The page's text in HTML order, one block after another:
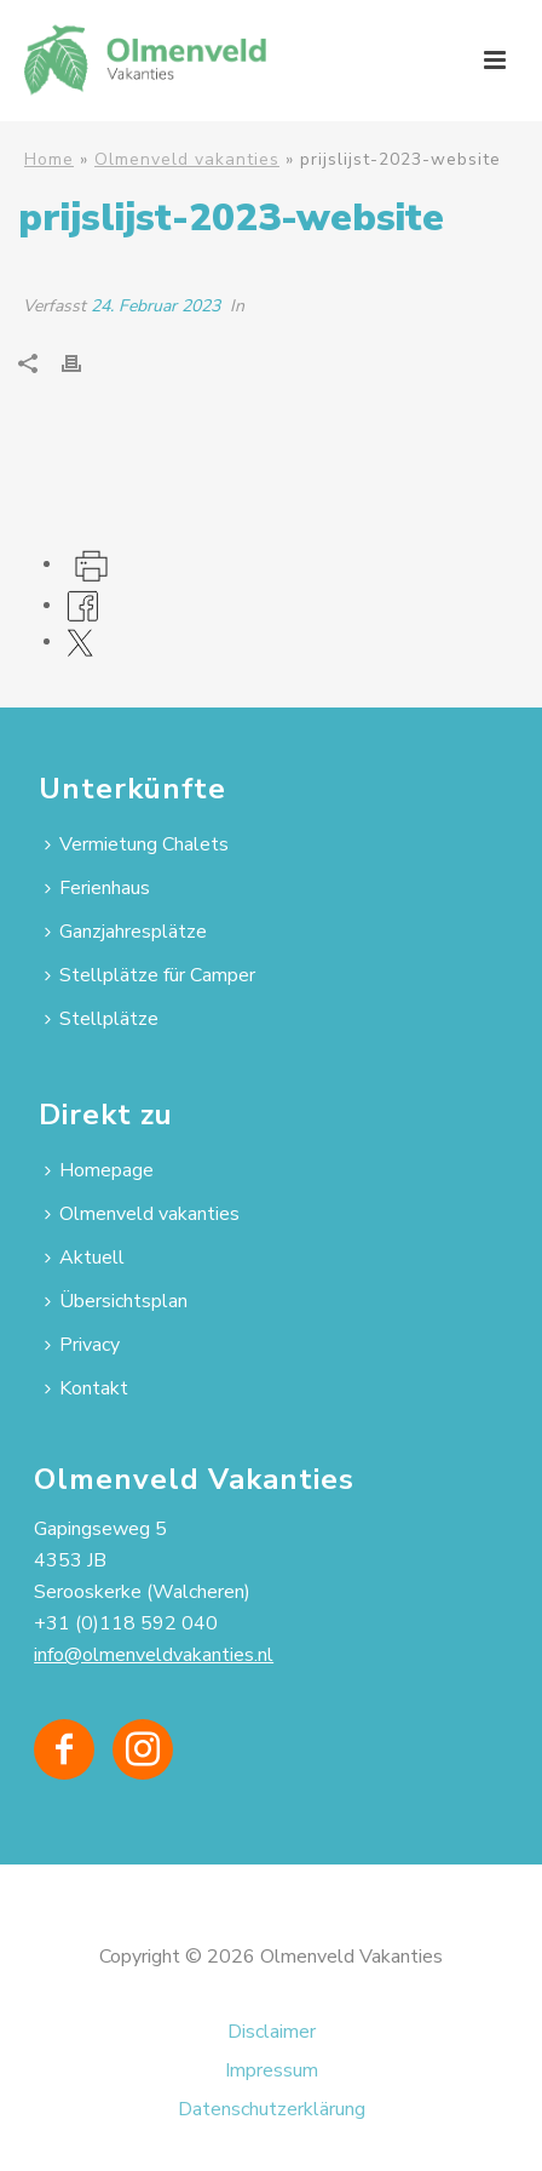
Home » Olmenveld vakanties » prijslijst-2023-website
prijslijst-2023-website
Verfasst 24. Februar 2023 In
Unterkünfte
Vermietung Chalets
Ferienhaus
Ganzjahresplätze
Stellplätze für Camper
Stellplätze
Direkt zu
Homepage
Olmenveld vakanties
Aktuell
Übersichtsplan
Privacy
Kontakt
Olmenveld Vakanties
Gapingseweg 5
4353 JB
Serooskerke (Walcheren)
+31 (0)118 592 040
info@olmenveldvakanties.nl
Copyright © 2026 Olmenveld Vakanties
Disclaimer
Impressum
Datenschutzerklärung